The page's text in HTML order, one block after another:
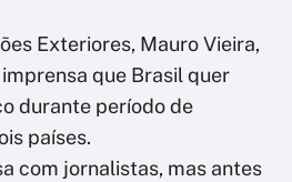
Exteriores, Mauro Vieira,
que Brasil quer
durante período de
países.
com jornalistas, mas antes